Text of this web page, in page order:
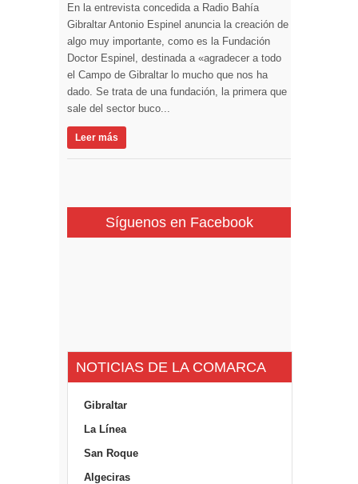
En la entrevista concedida a Radio Bahía
Gibraltar Antonio Espinel anuncia la creación de
algo muy importante, como es la Fundación
Doctor Espinel, destinada a «agradecer a todo
el Campo de Gibraltar lo mucho que nos ha
dado. Se trata de una fundación, la primera que
sale del sector buco...
Leer más
Síguenos en Facebook
NOTICIAS DE LA COMARCA
Gibraltar
La Línea
San Roque
Algeciras